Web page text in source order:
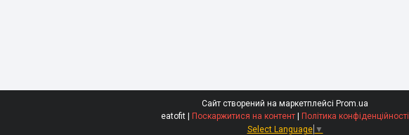
Сайт створений на маркетплейсі Prom.ua
Поскаржитися на контент
Політика конфіденційності
Select Language ▼